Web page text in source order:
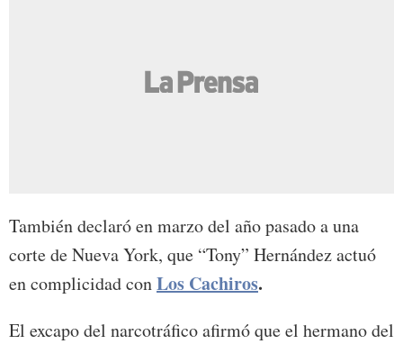
También declaró en marzo del año pasado a una
corte de Nueva York, que “Tony” Hernández actuó
en complicidad conLos Cachiros.
El excapo del narcotráfico afirmó que el hermano del